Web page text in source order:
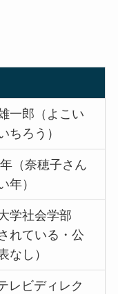
一郎（よこい
ちろう）
（奈穂子さん
年）
学社会学部
れている・公
なし）
レビディレク